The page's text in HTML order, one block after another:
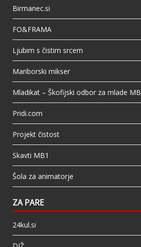
Birmanec.si
FO&FRAMA
Ljubim s čistim srcem
Mariborski mikser
Mladikat – Škofijski odbor za mlade MB
Pridi.com
Projekt čistost
Skavti MB1
Šola za animatorje
ZA PARE
24kul.si